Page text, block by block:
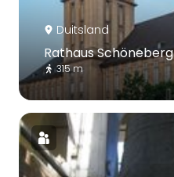
Duitsland
Rathaus Schöneberg
315 m